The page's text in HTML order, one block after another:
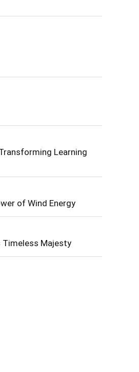
Learning
of Wind Energy
Timeless Majesty